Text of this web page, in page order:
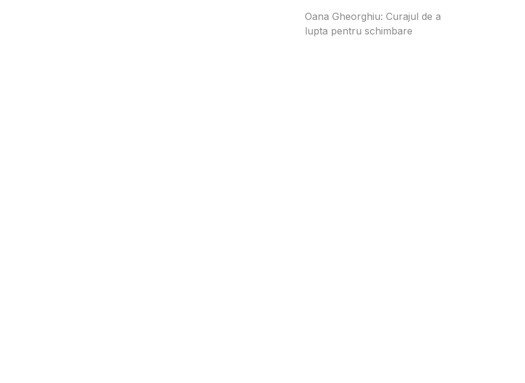
Oana Gheorghiu: Curajul de a
lupta pentru schimbare